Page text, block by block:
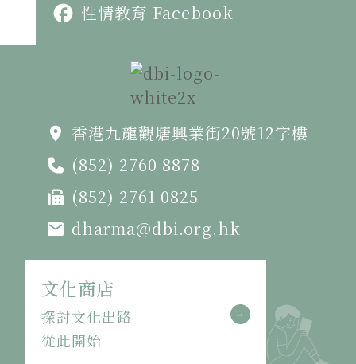
性情教育 Facebook
香港九龍觀塘興業街20號12字樓
(852) 2760 8878
(852) 2761 0825
dharma@dbi.org.hk
文化商店
探討文化出路
從此開始